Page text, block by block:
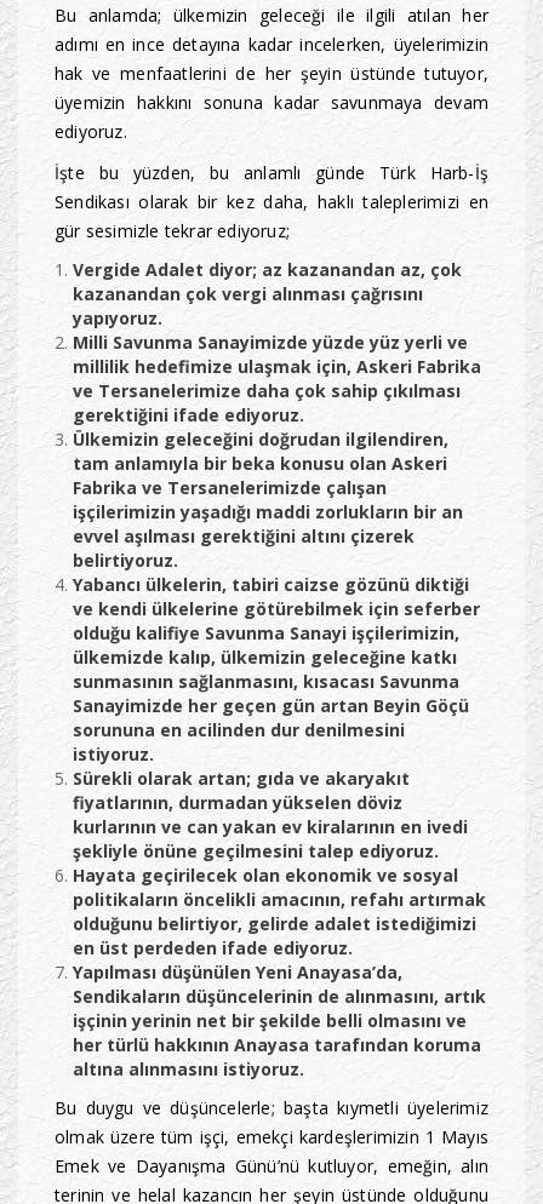
Bu anlamda; ülkemizin geleceği ile ilgili atılan her
adımı en ince detayına kadar incelerken, üyelerimizin
hak ve menfaatlerini de her şeyin üstünde tutuyor,
üyemizin hakkını sonuna kadar savunmaya devam
ediyoruz.
İşte bu yüzden, bu anlamlı günde Türk Harb-İş
Sendikası olarak bir kez daha, haklı taleplerimizi en
gür sesimizle tekrar ediyoruz;
Vergide Adalet diyor; az kazanandan az, çok
kazanandan çok vergi alınması çağrısını
yapıyoruz.
Milli Savunma Sanayimizde yüzde yüz yerli ve
millilik hedefimize ulaşmak için, Askeri Fabrika
ve Tersanelerimize daha çok sahip çıkılması
gerektiğini ifade ediyoruz.
Ülkemizin geleceğini doğrudan ilgilendiren,
tam anlamıyla bir beka konusu olan Askeri
Fabrika ve Tersanelerimizde çalışan
işçilerimizin yaşadığı maddi zorlukların bir an
evvel aşılması gerektiğini altını çizerek
belirtiyoruz.
Yabancı ülkelerin, tabiri caizse gözünü diktiği
ve kendi ülkelerine götürebilmek için seferber
olduğu kalifiye Savunma Sanayi işçilerimizin,
ülkemizde kalıp, ülkemizin geleceğine katkı
sunmasının sağlanmasını, kısacası Savunma
Sanayimizde her geçen gün artan Beyin Göçü
sorununa en acilinden dur denilmesini
istiyoruz.
Sürekli olarak artan; gıda ve akaryakıt
fiyatlarının, durmadan yükselen döviz
kurlarının ve can yakan ev kiralarının en ivedi
şekliyle önüne geçilmesini talep ediyoruz.
Hayata geçirilecek olan ekonomik ve sosyal
politikaların öncelikli amacının, refahı artırmak
olduğunu belirtiyor, gelirde adalet istediğimizi
en üst perdeden ifade ediyoruz.
Yapılması düşünülen Yeni Anayasa’da,
Sendikaların düşüncelerinin de alınmasını, artık
işçinin yerinin net bir şekilde belli olmasını ve
her türlü hakkının Anayasa tarafından koruma
altına alınmasını istiyoruz.
Bu duygu ve düşüncelerle; başta kıymetli üyelerimiz
olmak üzere tüm işçi, emekçi kardeşlerimizin 1 Mayıs
Emek ve Dayanışma Günü’nü kutluyor, emeğin, alın
terinin ve helal kazancın her şeyin üstünde olduğunu